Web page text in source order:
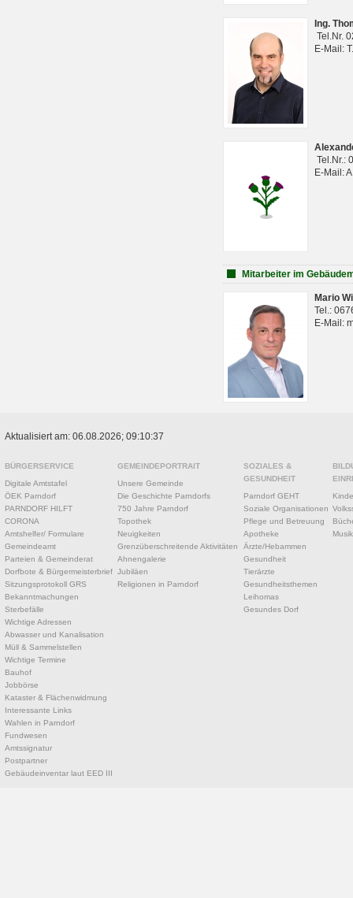
Ing.
Tel.Nr.
E-Mail:
Tel.Nr.:
E-Mail:
Mitarbeiter im
Mario
Tel.:
E-Mail:
Aktualisiert am: 06.08.2026; 09:10:37
BÜRGERSERVICE
Digitale Amtstafel
ÖEK Parndorf
PARNDORF HILFT
CORONA
Amtshelfer/ Formulare
Gemeindeamt
Parteien & Gemeinderat
Dorfbote & Bürgermeisterbrief
Sitzungsprotokoll GRS
Bekanntmachungen
Sterbefälle
Wichtige Adressen
Abwasser und Kanalisation
Müll & Sammelstellen
Wichtige Termine
Bauhof
Jobbörse
Kataster & Flächenwidmung
Interessante Links
Wahlen in Parndorf
Fundwesen
Amtssignatur
Postpartner
Gebäudeinventar laut EED III
GEMEINDEPORTRAIT
Unsere Gemeinde
Die Geschichte Parndorfs
750 Jahre Parndorf
Topothek
Neuigkeiten
Grenzüberschreitende Aktivitäten
Ahnengalerie
Jubiläen
Religionen in Parndorf
SOZIALES &
GESUNDHEIT
Parndorf GEHT
Soziale Organisationen
Pflege und Betreuung
Apotheke
Ärzte/Hebammen
Gesundheit
Tierärzte
Gesundheitsthemen
Leihomas
Gesundes Dorf